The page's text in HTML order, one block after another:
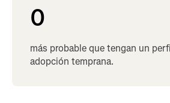
0
más probable que tengan un
adopción temprana.